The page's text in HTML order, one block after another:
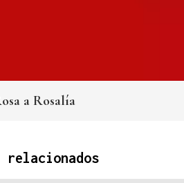
a Rosalía
relacionados